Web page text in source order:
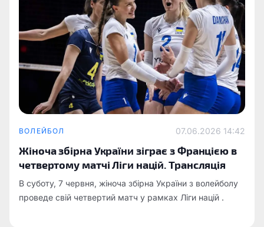
ВОЛЕЙБОЛ 07.06.2026 14:42
Жіноча збірна України зіграє з Францією в
четвертому матчі Ліги націй. Трансляція
В суботу, 7 червня, жіноча збірна України з волейболу
проведе свій четвертий матч у рамках Ліги націй .